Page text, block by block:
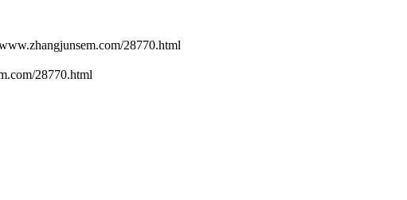
28770.html
28770.html